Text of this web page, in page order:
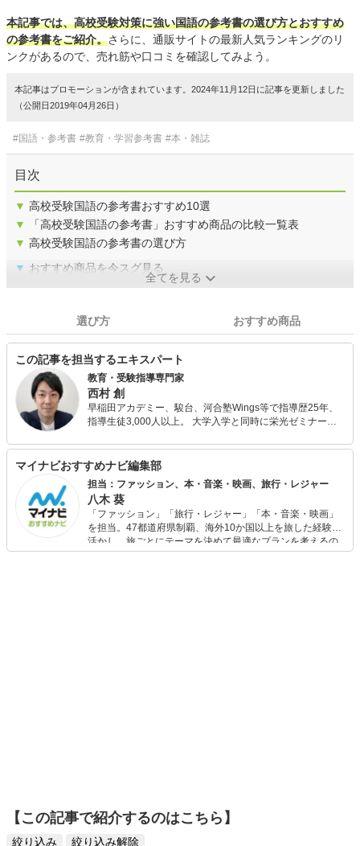
本記事では、高校受験対策に強い国語の参考書の選び方とおすすめ
の参考書をご紹介。さらに、通販サイトの最新人気ランキングのリ
ンクがあるので、売れ筋や口コミを確認してみよう。
本記事はプロモーションが含まれています。2024年11月12日に記事を更新しました
（公開日2019年04月26日）
#国語・参考書 #教育・学習参考書 #本・雑誌
目次
▼ 高校受験国語の参考書おすすめ10選
▼
「高校受験国語の参考書」おすすめ商品の比較一覧表
▼ 高校受験国語の参考書の選び方
▼ おすすめ商品を今スグ見る
全てを見る
選び方 おすすめ商品
この記事を担当するエキスパート
教育・受験指導専門家
西村 創
早稲田アカデミー、駿台、河合塾Wings等で指導歴25年、
指導生徒3,000人以上。 大学入学と同時に栄光ゼミナール
田アカデミーでは入社初年度に生徒授業満足度全講師中1位
を取り、社長から表彰される。 駿台ではシンガポール校講
師を経て、社歴80年初の20代校長として香港校校長を務
め、過去最高の合格実績を出す。 河合塾Wingsでは入社後
11年間、生徒の授業満足度全講師中1位、講師研修や保護
者セミナーなども運営。 また、編集プロダクション運営、
All Aboutの教育・受験ガイド、教育・受験情報webメディ
アのコンテンツ執筆・編集、全国の中学校・高校でのセミ
マイナビおすすめナビ編集部
担当：ファッション、本・音楽・映画、旅行・レジャー
八木 葵
「ファッション」「旅行・レジャー」「本・音楽・映画」
を担当。47都道府県制覇、海外10か国以上を旅した経験を
活かし、旅ごとにテーマを決めて最適なプランを考えるの
が得意。また、アパレルショップでの販売経験もあり。誰
【この記事で紹介するのはこちら】
絞り込み
絞り込み解除